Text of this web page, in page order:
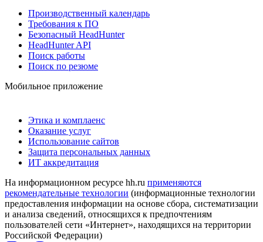
Производственный календарь
Требования к ПО
Безопасный HeadHunter
HeadHunter API
Поиск работы
Поиск по резюме
Мобильное приложение
Этика и комплаенс
Оказание услуг
Использование сайтов
Защита персональных данных
ИТ аккредитация
На информационном ресурсе hh.ru применяются
рекомендательные технологии (информационные технологии
предоставления информации на основе сбора, систематизации
и анализа сведений, относящихся к предпочтениям
пользователей сети «Интернет», находящихся на территории
Российской Федерации)